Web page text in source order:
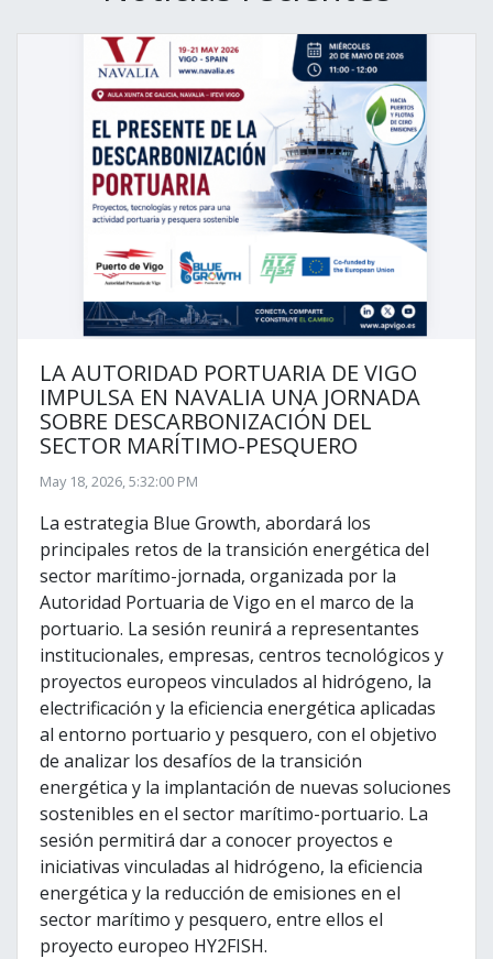
LA AUTORIDAD PORTUARIA DE VIGO
IMPULSA EN NAVALIA UNA JORNADA
SOBRE DESCARBONIZACIÓN DEL
SECTOR MARÍTIMO-PESQUERO
May 18, 2026, 5:32:00 PM
La estrategia Blue Growth, abordará los
principales retos de la transición energética del
sector marítimo-jornada, organizada por la
Autoridad Portuaria de Vigo en el marco de la
portuario. La sesión reunirá a representantes
institucionales, empresas, centros tecnológicos y
proyectos europeos vinculados al hidrógeno, la
electrificación y la eficiencia energética aplicadas
al entorno portuario y pesquero, con el objetivo
de analizar los desafíos de la transición
energética y la implantación de nuevas soluciones
sostenibles en el sector marítimo-portuario. La
sesión permitirá dar a conocer proyectos e
iniciativas vinculadas al hidrógeno, la eficiencia
energética y la reducción de emisiones en el
sector marítimo y pesquero, entre ellos el
proyecto europeo HY2FISH.